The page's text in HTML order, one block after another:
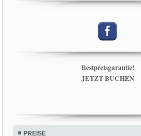
Bestpreisgarantie!
JETZT BUCHEN
PREISE